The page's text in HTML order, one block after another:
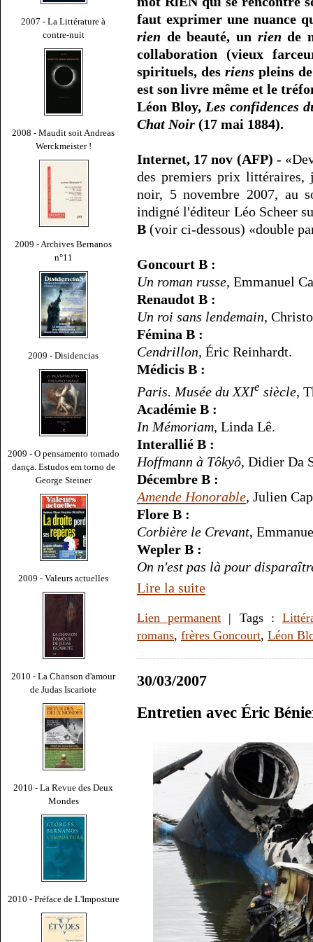
2007 - La Littérature à
contre-nuit
2008 - Maudit soit Andreas
Werckmeister !
2009 - Archives Bernanos
n°11
2009 - Disidencias
2009 - O pensamento tornado
dança. Estudos em torno de
George Steiner
2009 - Valeurs actuelles
2010 - La Chanson d'amour
de Judas Iscariote
2010 - La Revue des Deux
Mondes
2010 - Préface de L'Imposture
faut exprimer une nuance
rien de beauté, un rien de
collaboration (vieux
spirituels, des riens pleins
est son livre même et le
Léon Bloy, Les confidences
Chat Noir (17 mai 1884).
Internet, 17 nov (AFP) -
des premiers prix
noir, 5 novembre 2007, au
indigné l'éditeur Léo Scheer
B (voir ci-dessous) «double
Goncourt B :
Un roman russe, Emmanuel
Renaudot B :
Un roi sans lendemain,
Fémina B :
Cendrillon, Éric Reinhardt.
Médicis B :
Paris. Musée du XXIe siècle,
Académie B :
In Mémoriam, Linda Lê.
Interallié B :
Hoffmann à Tôkyô, Didier Da
Décembre B :
Amende Honorable, Julien
Flore B :
Corbière le Crevant,
Wepler B :
On n'est pas là pour
Lire la suite
Lien permanent | Tags :
romans, frères Goncourt, Léon
30/03/2007
Entretien avec Éric